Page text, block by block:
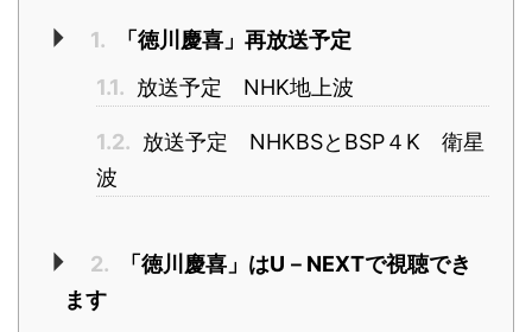
1.
「徳川慶喜」再放送予定
1.1. 放送予定 NHK地上波
1.2. 放送予定 NHKBSとBSP４K 衛星
波
2.
「徳川慶喜」はU－NEXTで視聴でき
ます